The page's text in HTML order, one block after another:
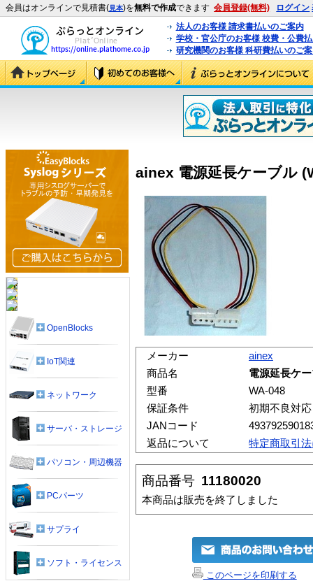
会員はオンラインで見積書(見本)を無料で作成できます 会員登録(無料) ログイン
法人のお客様 請求書払いのご案内
学校・官公庁のお客様 校費・公費
研究機関のお客様 科研費払いのご
ainex 電源延長ケーブル
メーカー
ainex
商品名
電源延長ケ
型番
WA-048
保証条件
初期不良対
JANコード
返品について
特定商取引
商品番号 11180020
本商品は販売を終了しました
このページを印刷する
OpenBlocks
IoT関連
ネットワーク
サーバ・ストレージ
パソコン・周辺機器
PCパーツ
サプライ
ソフト・ライセンス